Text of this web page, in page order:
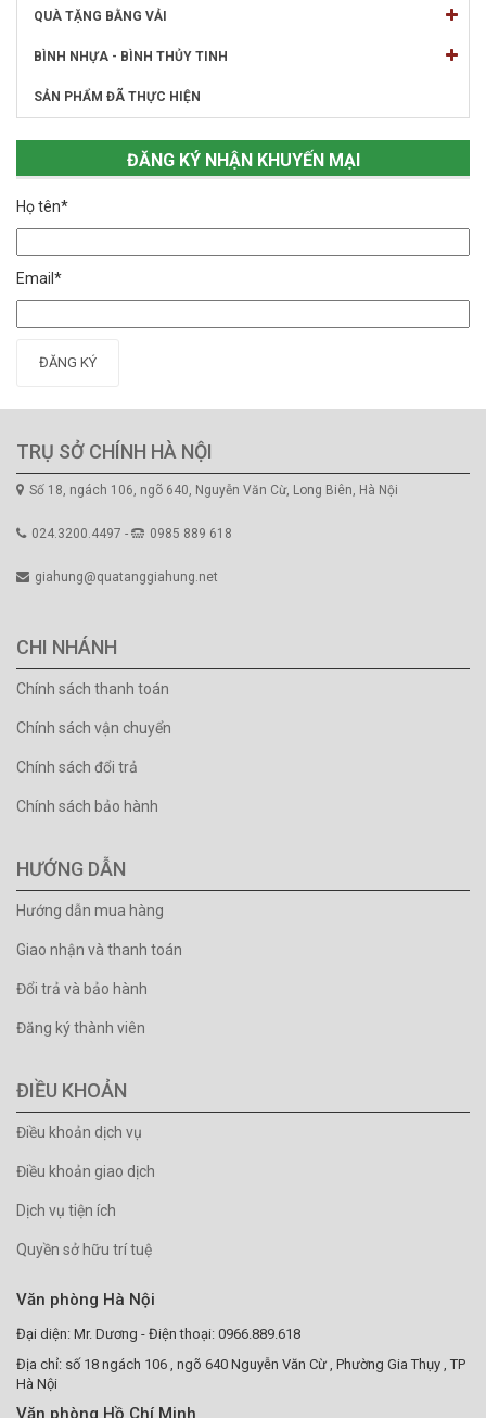
QUÀ TẶNG BẰNG VẢI
BÌNH NHỰA - BÌNH THỦY TINH
SẢN PHẨM ĐÃ THỰC HIỆN
ĐĂNG KÝ NHẬN KHUYẾN MẠI
Họ tên*
Email*
ĐĂNG KÝ
TRỤ SỞ CHÍNH HÀ NỘI
Số 18, ngách 106, ngõ 640, Nguyễn Văn Cừ, Long Biên, Hà Nội
024.3200.4497 - 0985 889 618
giahung@quatanggiahung.net
CHI NHÁNH
Chính sách thanh toán
Chính sách vận chuyển
Chính sách đổi trả
Chính sách bảo hành
HƯỚNG DẪN
Hướng dẫn mua hàng
Giao nhận và thanh toán
Đổi trả và bảo hành
Đăng ký thành viên
ĐIỀU KHOẢN
Điều khoản dịch vụ
Điều khoản giao dịch
Dịch vụ tiện ích
Quyền sở hữu trí tuệ
Văn phòng Hà Nội
Đại diện: Mr. Dương - Điện thoại: 0966.889.618
Địa chỉ: số 18 ngách 106 , ngõ 640 Nguyễn Văn Cừ , Phường Gia Thụy , TP
Hà Nội
Văn phòng Hồ Chí Minh